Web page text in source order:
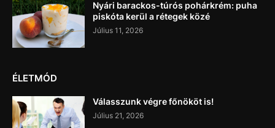
Nyári barackos-túrós pohárkrém: puha
piskóta kerül a rétegek közé
Július 11, 2026
ÉLETMÓD
Válasszunk végre főnököt is!
Július 21, 2026